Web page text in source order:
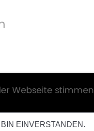
Webseite
EINVERSTANDEN.